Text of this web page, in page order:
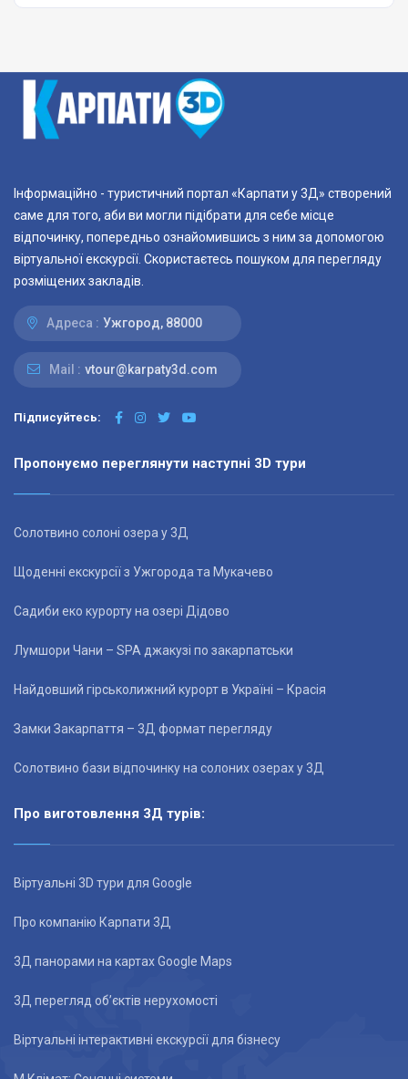
Інформаційно - туристичний портал «Карпати у 3Д» створений
саме для того, аби ви могли підібрати для себе місце
відпочинку, попередньо ознайомившись з ним за допомогою
віртуальної екскурсії. Скористаєтесь пошуком для перегляду
розміщених закладів.
Адреса : Ужгород, 88000
Mail : vtour@karpaty3d.com
Підписуйтесь:
Пропонуємо переглянути наступні 3D тури
Солотвино солоні озера у 3Д
Щоденні екскурсії з Ужгорода та Мукачево
Садиби еко курорту на озері Дідово
Лумшори Чани – SPA джакузі по закарпатськи
Найдовший гірськолижний курорт в Україні – Красія
Замки Закарпаття – 3Д формат перегляду
Солотвино бази відпочинку на солоних озерах у 3Д
Про виготовлення 3Д турів:
Віртуальні 3D тури для Google
Про компанію Карпати 3Д
3Д панорами на картах Google Maps
3Д перегляд об’єктів нерухомості
Віртуальні інтерактивні екскурсії для бізнесу